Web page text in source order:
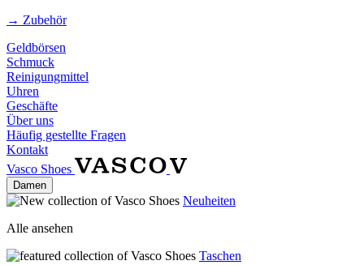
→ Zubehör
Geldbörsen
Schmuck
Reinigungmittel
Uhren
Geschäfte
Über uns
Häufig gestellte Fragen
Kontakt
Vasco Shoes
Damen
Neuheiten
Alle ansehen
Taschen